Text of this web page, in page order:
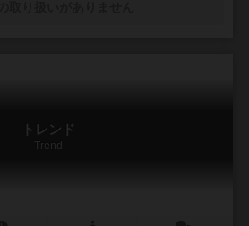
トレンド
Trend